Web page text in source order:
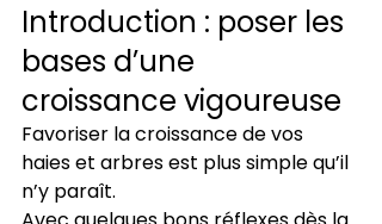
Introduction : poser les
bases d’une
croissance vigoureuse
Favoriser la croissance de vos
haies et arbres est plus simple qu’il
n’y paraît.